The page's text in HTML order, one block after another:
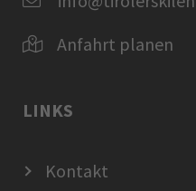
Anfahrt planen
LINKS
Kontakt